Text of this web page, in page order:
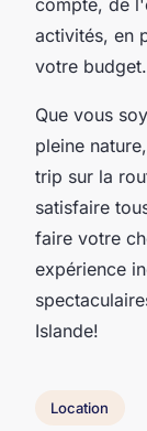
activités, en
votre budget.
Que vous
pleine
trip sur la
satisfaire
faire votre
expérience
Islande!
Location